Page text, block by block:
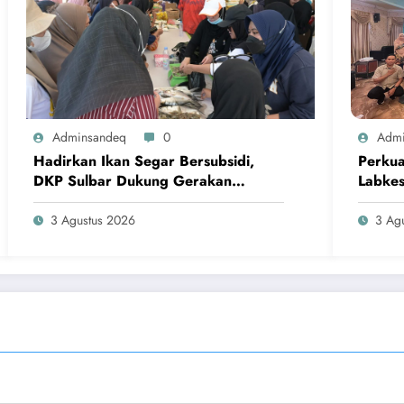
DKP Sulbar hadirkan ikan segar bersubsidi di
Gerakan Pangan Murah, pastikan pangan
bergizi terjangkau warga.
Adminsandeq 0
Hadirkan Ikan Segar Bersubsidi,
DKP Sulbar Dukung Gerakan
Pangan Murah Jangkau Masyarakat
3 Agustus 2026
UPTD
3